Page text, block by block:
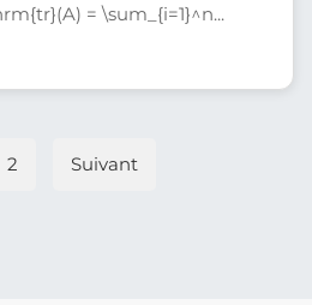
= \sum_{i=1}^n...
2 Suivant